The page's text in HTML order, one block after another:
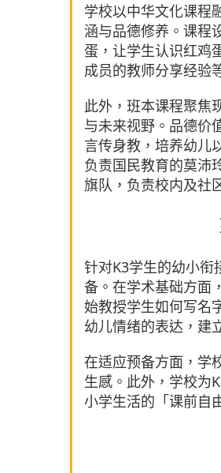
学校以中华文化课程
涵与品德修养。课程
蛋，让学生认识红鸡
成员的教师分享经验
此外，班本课程聚焦
与未来视野。品德价
言传身教，培养幼儿
负责国民教育的莫沛
旗队，负责校内及社
针对K3学生的幼小衔
备。在学术基础方面
始教授学生如何写名
幼儿情绪的表达，建
在适应预备方面，学
生感。此外，学校为
小学生活的「课前自